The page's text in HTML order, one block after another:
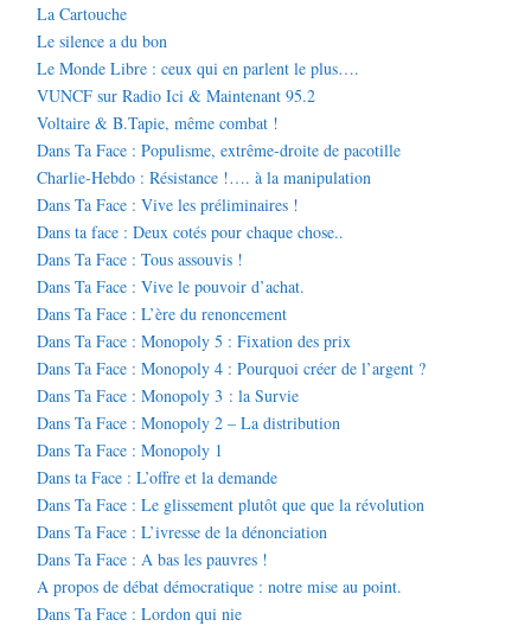
La Cartouche
Le silence a du bon
Le Monde Libre : ceux qui en parlent le plus….
VUNCF sur Radio Ici & Maintenant 95.2
Voltaire & B.Tapie, même combat !
Dans Ta Face : Populisme, extrême-droite de pacotille
Charlie-Hebdo : Résistance !…. à la manipulation
Dans Ta Face : Vive les préliminaires !
Dans ta face : Deux cotés pour chaque chose..
Dans Ta Face : Tous assouvis !
Dans Ta Face : Vive le pouvoir d’achat.
Dans Ta Face : L’ère du renoncement
Dans Ta Face : Monopoly 5 : Fixation des prix
Dans Ta Face : Monopoly 4 : Pourquoi créer de l’argent ?
Dans Ta Face : Monopoly 3 : la Survie
Dans Ta Face : Monopoly 2 – La distribution
Dans Ta Face : Monopoly 1
Dans ta Face : L’offre et la demande
Dans Ta Face : Le glissement plutôt que que la révolution
Dans Ta Face : L’ivresse de la dénonciation
Dans Ta Face : A bas les pauvres !
A propos de débat démocratique : notre mise au point.
Dans Ta Face : Lordon qui nie